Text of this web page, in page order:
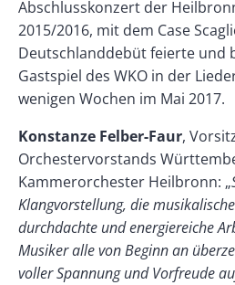
Abschlusskonzert der
2015/2016, mit dem Case
Deutschlanddebüt feierte und
Gastspiel des WKO in der
wenigen Wochen im Mai 2017.
Konstanze Felber-Faur,
Orchestervorstands
Kammerorchester Heilbronn: „
Klangvorstellung, die
durchdachte und energiereiche
Musiker alle von Beginn an
voller Spannung und Vorfreude